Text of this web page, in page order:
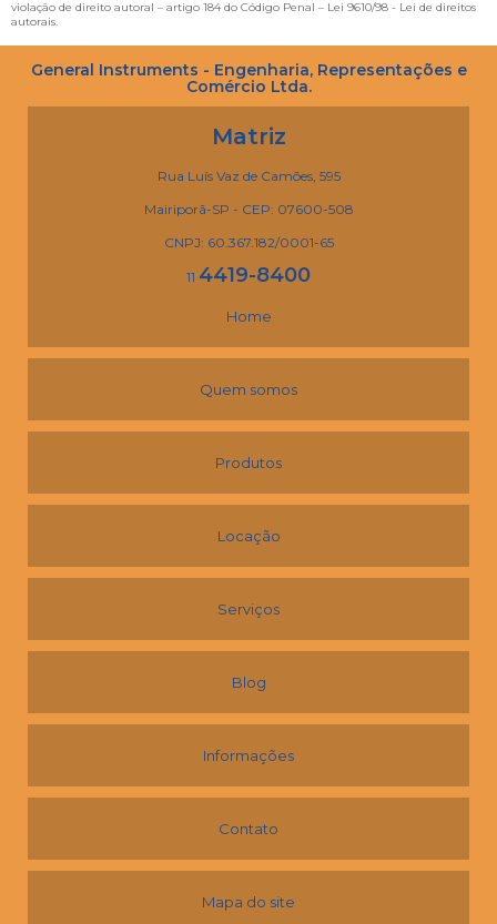
violação de direito autoral – artigo 184 do Código Penal – Lei 9610/98 - Lei de direitos
autorais
General Instruments - Engenharia, Representações e
Comércio Ltda.
Matriz
Rua Luís Vaz de Camões, 595
Mairiporã-SP - CEP: 07600-508
CNPJ: 60.367.182/0001-65
11 4419-8400
Home
Quem somos
Produtos
Locação
Serviços
Blog
Informações
Contato
Mapa do site